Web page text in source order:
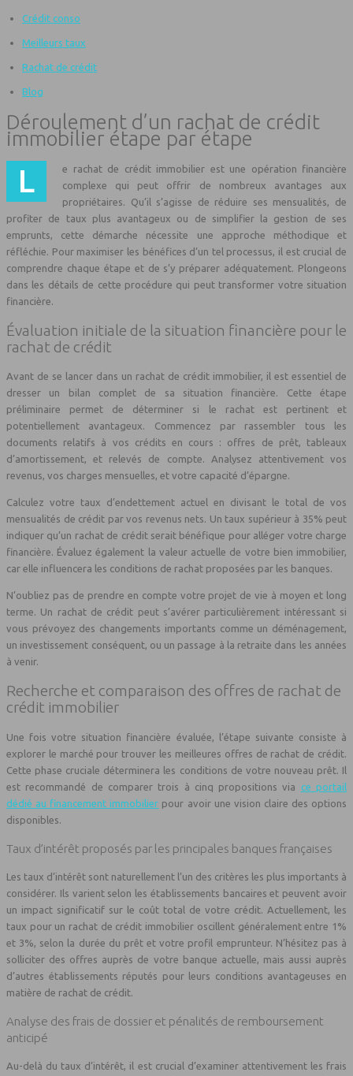
Crédit conso
Meilleurs taux
Rachat de crédit
Blog
Déroulement d’un rachat de crédit
immobilier étape par étape
Le rachat de crédit immobilier est une opération financière
complexe qui peut offrir de nombreux avantages aux
propriétaires. Qu’il s’agisse de réduire ses mensualités, de
profiter de taux plus avantageux ou de simplifier la gestion de ses
emprunts, cette démarche nécessite une approche méthodique et
réfléchie. Pour maximiser les bénéfices d’un tel processus, il est crucial de
comprendre chaque étape et de s’y préparer adéquatement. Plongeons
dans les détails de cette procédure qui peut transformer votre situation
financière.
Évaluation initiale de la situation financière pour le
rachat de crédit
Avant de se lancer dans un rachat de crédit immobilier, il est essentiel de
dresser un bilan complet de sa situation financière. Cette étape
préliminaire permet de déterminer si le rachat est pertinent et
potentiellement avantageux. Commencez par rassembler tous les
documents relatifs à vos crédits en cours : offres de prêt, tableaux
d’amortissement, et relevés de compte. Analysez attentivement vos
revenus, vos charges mensuelles, et votre capacité d’épargne.
Calculez votre taux d’endettement actuel en divisant le total de vos
mensualités de crédit par vos revenus nets. Un taux supérieur à 35% peut
indiquer qu’un rachat de crédit serait bénéfique pour alléger votre charge
financière. Évaluez également la valeur actuelle de votre bien immobilier,
car elle influencera les conditions de rachat proposées par les banques.
N’oubliez pas de prendre en compte votre projet de vie à moyen et long
terme. Un rachat de crédit peut s’avérer particulièrement intéressant si
vous prévoyez des changements importants comme un déménagement,
un investissement conséquent, ou un passage à la retraite dans les années
à venir.
Recherche et comparaison des offres de rachat de
crédit immobilier
Une fois votre situation financière évaluée, l’étape suivante consiste à
explorer le marché pour trouver les meilleures offres de rachat de crédit.
Cette phase cruciale déterminera les conditions de votre nouveau prêt. Il
est recommandé de comparer trois à cinq propositions via ce portail
dédié au financement immobilier pour avoir une vision claire des options
disponibles.
Taux d’intérêt proposés par les principales banques françaises
Les taux d’intérêt sont naturellement l’un des critères les plus importants à
considérer. Ils varient selon les établissements bancaires et peuvent avoir
un impact significatif sur le coût total de votre crédit. Actuellement, les
taux pour un rachat de crédit immobilier oscillent généralement entre 1%
et 3%, selon la durée du prêt et votre profil emprunteur. N’hésitez pas à
solliciter des offres auprès de votre banque actuelle, mais aussi auprès
d’autres établissements réputés pour leurs conditions avantageuses en
matière de rachat de crédit.
Analyse des frais de dossier et pénalités de remboursement
anticipé
Au-delà du taux d’intérêt, il est crucial d’examiner attentivement les frais